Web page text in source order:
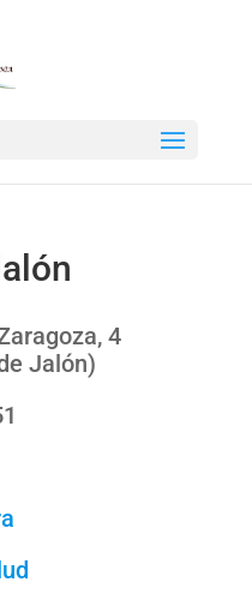
4
Jalón)